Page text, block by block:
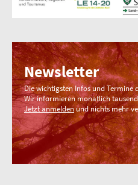
Newsletter
Die wichtigsten Infos und Termine
Wir informieren monatlich
Jetzt anmeldenund nichts mehr